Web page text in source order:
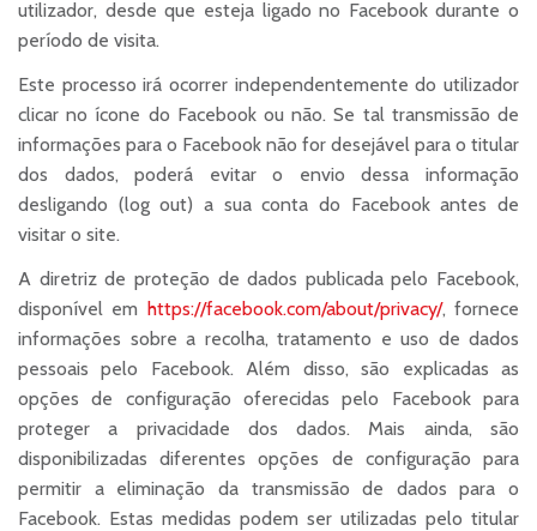
utilizador, desde que esteja ligado no Facebook durante o
período de visita.
Este processo irá ocorrer independentemente do utilizador
clicar no ícone do Facebook ou não. Se tal transmissão de
informações para o Facebook não for desejável para o titular
dos dados, poderá evitar o envio dessa informação
desligando (log out) a sua conta do Facebook antes de
visitar o site.
A diretriz de proteção de dados publicada pelo Facebook,
disponível em https://facebook.com/about/privacy/, fornece
informações sobre a recolha, tratamento e uso de dados
pessoais pelo Facebook. Além disso, são explicadas as
opções de configuração oferecidas pelo Facebook para
proteger a privacidade dos dados. Mais ainda, são
disponibilizadas diferentes opções de configuração para
permitir a eliminação da transmissão de dados para o
Facebook. Estas medidas podem ser utilizadas pelo titular